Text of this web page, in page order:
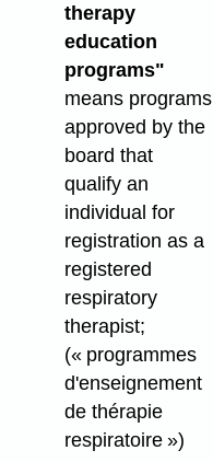
therapy
education
programs"
means programs
approved by the
board that
qualify an
individual for
registration as a
registered
respiratory
therapist;
(« programmes
d'enseignement
de thérapie
respiratoire »)